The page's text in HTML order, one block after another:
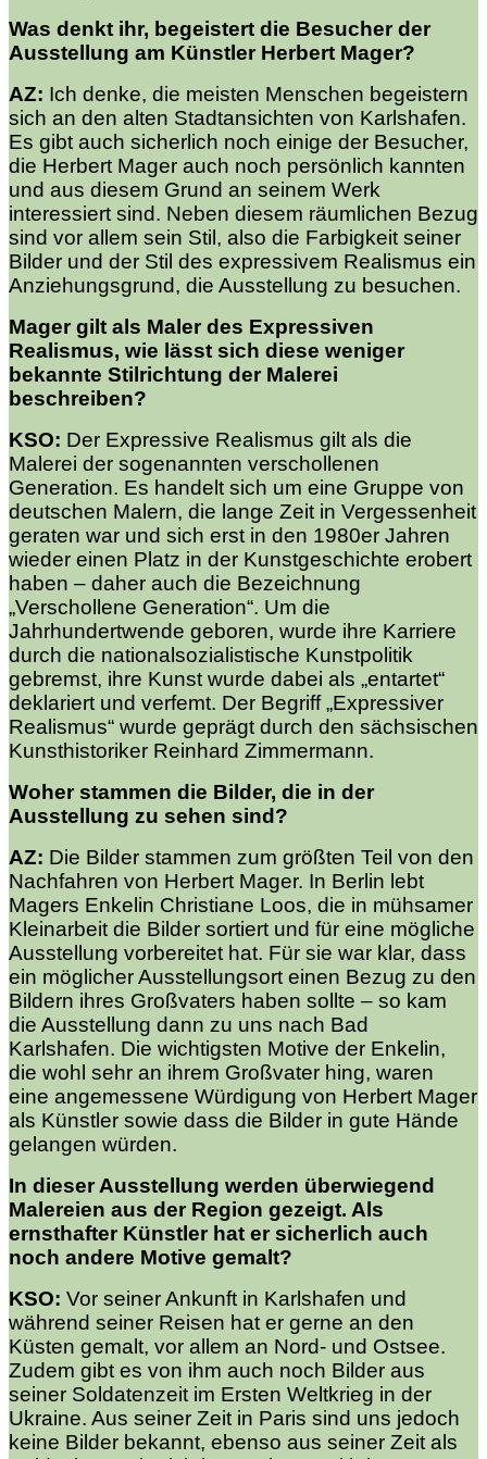
Was denkt ihr, begeistert die Besucher der
Ausstellung am Künstler Herbert Mager?
AZ: Ich denke, die meisten Menschen begeistern
sich an den alten Stadtansichten von Karlshafen.
Es gibt auch sicherlich noch einige der Besucher,
die Herbert Mager auch noch persönlich kannten
und aus diesem Grund an seinem Werk
interessiert sind. Neben diesem räumlichen Bezug
sind vor allem sein Stil, also die Farbigkeit seiner
Bilder und der Stil des expressivem Realismus ein
Anziehungsgrund, die Ausstellung zu besuchen.
Mager gilt als Maler des Expressiven
Realismus, wie lässt sich diese weniger
bekannte Stilrichtung der Malerei
beschreiben?
KSO: Der Expressive Realismus gilt als die
Malerei der sogenannten verschollenen
Generation. Es handelt sich um eine Gruppe von
deutschen Malern, die lange Zeit in Vergessenheit
geraten war und sich erst in den 1980er Jahren
wieder einen Platz in der Kunstgeschichte erobert
haben – daher auch die Bezeichnung
„Verschollene Generation“. Um die
Jahrhundertwende geboren, wurde ihre Karriere
durch die nationalsozialistische Kunstpolitik
gebremst, ihre Kunst wurde dabei als „entartet“
deklariert und verfemt. Der Begriff „Expressiver
Realismus“ wurde geprägt durch den sächsischen
Kunsthistoriker Reinhard Zimmermann.
Woher stammen die Bilder, die in der
Ausstellung zu sehen sind?
AZ: Die Bilder stammen zum größten Teil von den
Nachfahren von Herbert Mager. In Berlin lebt
Magers Enkelin Christiane Loos, die in mühsamer
Kleinarbeit die Bilder sortiert und für eine mögliche
Ausstellung vorbereitet hat. Für sie war klar, dass
ein möglicher Ausstellungsort einen Bezug zu den
Bildern ihres Großvaters haben sollte – so kam
die Ausstellung dann zu uns nach Bad
Karlshafen. Die wichtigsten Motive der Enkelin,
die wohl sehr an ihrem Großvater hing, waren
eine angemessene Würdigung von Herbert Mager
als Künstler sowie dass die Bilder in gute Hände
gelangen würden.
In dieser Ausstellung werden überwiegend
Malereien aus der Region gezeigt. Als
ernsthafter Künstler hat er sicherlich auch
noch andere Motive gemalt?
KSO: Vor seiner Ankunft in Karlshafen und
während seiner Reisen hat er gerne an den
Küsten gemalt, vor allem an Nord- und Ostsee.
Zudem gibt es von ihm auch noch Bilder aus
seiner Soldatenzeit im Ersten Weltkrieg in der
Ukraine. Aus seiner Zeit in Paris sind uns jedoch
keine Bilder bekannt, ebenso aus seiner Zeit als